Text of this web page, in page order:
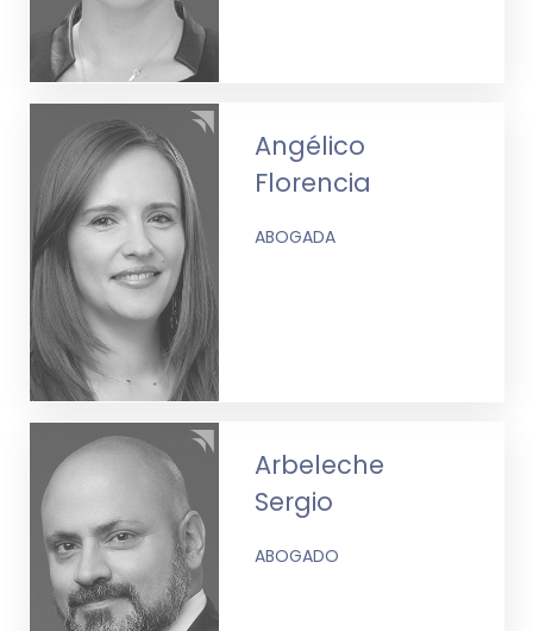
Angélico
Florencia
ABOGADA
Arbeleche
Sergio
ABOGADO